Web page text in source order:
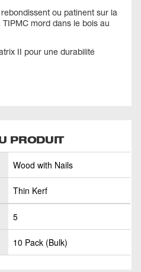
ou patinent sur la
mord dans le bois au
II pour une durabilité
PRODUIT
Wood with Nails
Thin Kerf
5
10 Pack (Bulk)